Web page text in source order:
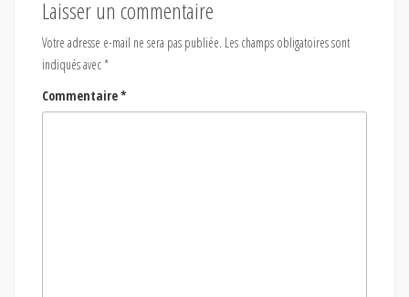
Laisser un commentaire
Votre adresse e-mail ne sera pas publiée. Les champs obligatoires sont
indiqués avec*
Commentaire*